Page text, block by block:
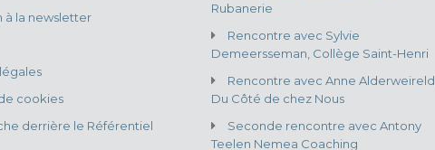
à la newsletter
cookies
derrière le Référentiel
Rubanerie
Rencontre avec Sylvie
Demeersseman, Collège Saint-Henri
Rencontre avec Anne Alderweireld,
Du Côté de chez Nous
Seconde rencontre avec Antony
Teelen Nemea Coaching